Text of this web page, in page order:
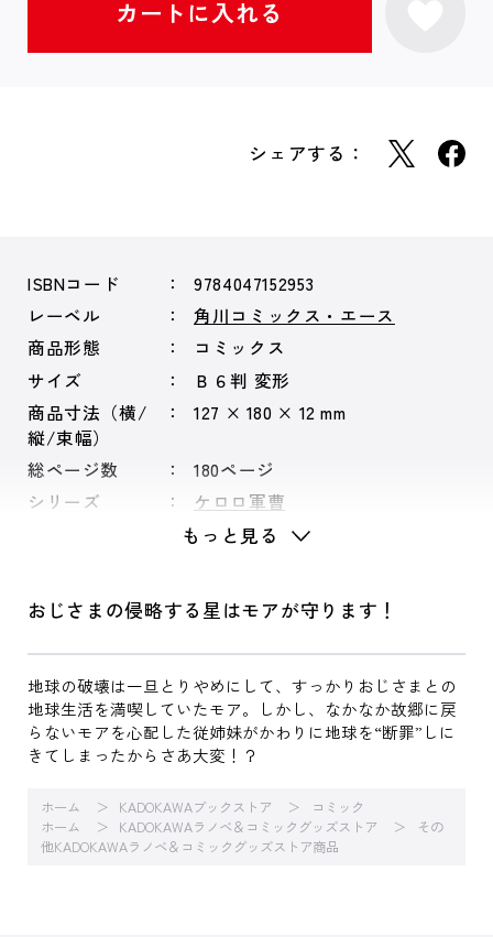
シェアする：
ISBNコード
9784047152953
レーベル
角川コミックス・エース
商品形態
コミックス
サイズ
Ｂ６判 変形
商品寸法（横/
縦/束幅）
127 × 180 × 12 mm
総ページ数
180ページ
シリーズ
ケロロ軍曹
もっと見る
おじさまの侵略する星はモアが守ります！
地球の破壊は一旦とりやめにして、すっかりおじさまとの
地球生活を満喫していたモア。しかし、なかなか故郷に戻
らないモアを心配した従姉妹がかわりに地球を“断罪”しに
きてしまったからさあ大変！？
ホーム KADOKAWAブックストア
コミック
ホーム
KADOKAWAラノベ＆コミックグッズストア
その
他KADOKAWAラノベ＆コミックグッズストア商品